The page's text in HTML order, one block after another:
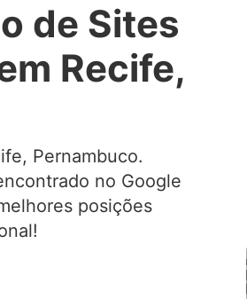
de Sites
Recife,
Pernambuco.
no Google
posições